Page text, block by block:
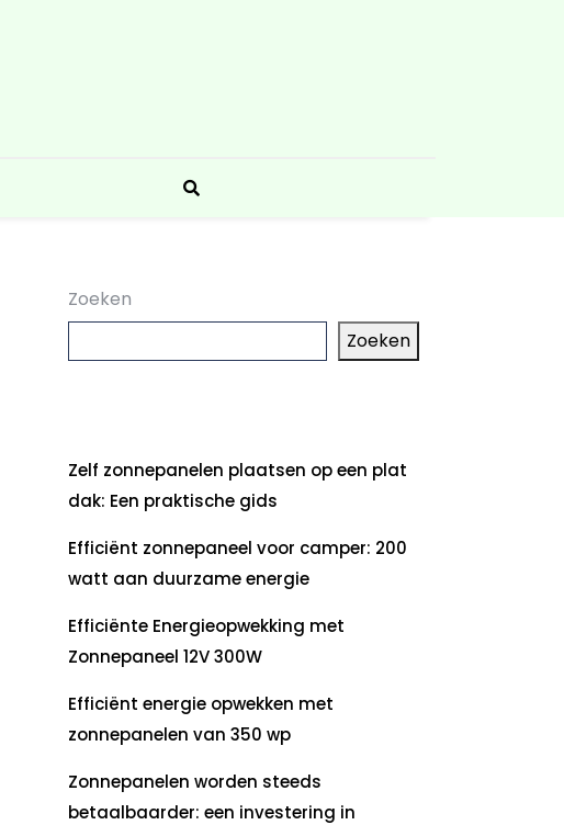
Zoeken
Zoeken
Zelf zonnepanelen plaatsen op een plat
dak: Een praktische gids
Efficiënt zonnepaneel voor camper: 200
watt aan duurzame energie
Efficiënte Energieopwekking met
Zonnepaneel 12V 300W
Efficiënt energie opwekken met
zonnepanelen van 350 wp
Zonnepanelen worden steeds
betaalbaarder: een investering in